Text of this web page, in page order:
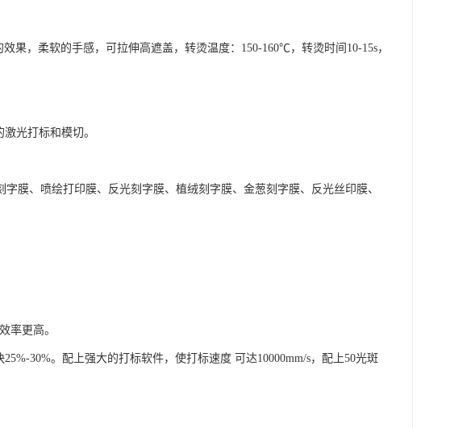
果，柔软的手感，可拉伸高遮盖，转烫温度：150-160℃，转烫时间10-15s，
光打标和模切。
膜、喷绘打印膜、反光刻字膜、植绒刻字膜、金葱刻字膜、反光丝印膜、
率更高。
30%。配上强大的打标软件，使打标速度 可达10000mm/s，配上50光斑